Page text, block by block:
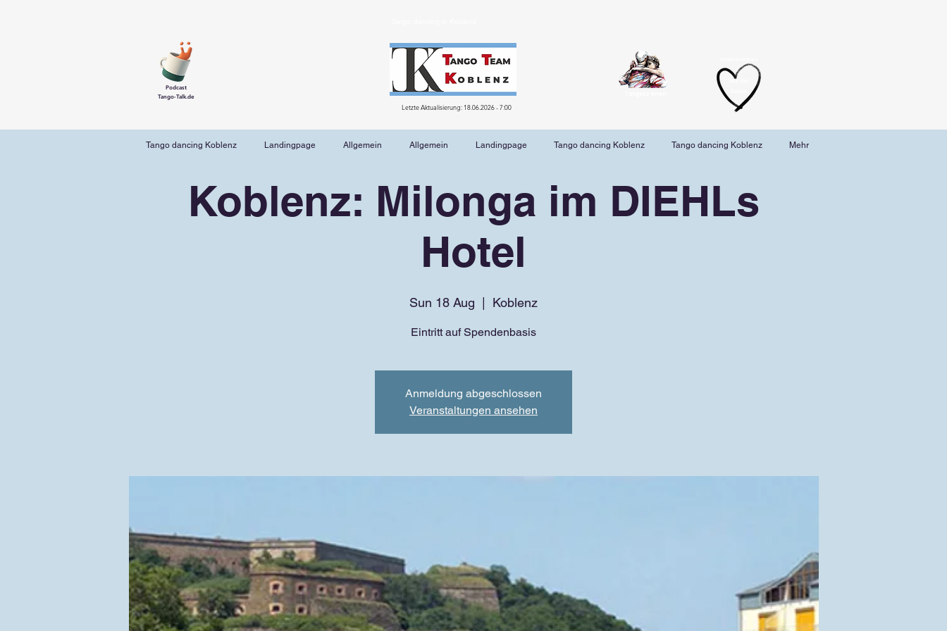
Podcast
Tango-Talk.de
Letzte Aktualisierung: 18.06.2026 - 7:00
aus der
Tango dancing Koblenz Landingpage Allgemein Allgemein Landingpage Tango dancing Koblenz Tango dancing Koblenz Mehr
Koblenz: Milonga im DIEHLs
Hotel
Sun 18 Aug Koblenz
Eintritt auf Spendenbasis
Anmeldung abgeschlossen
Veranstaltungen ansehen